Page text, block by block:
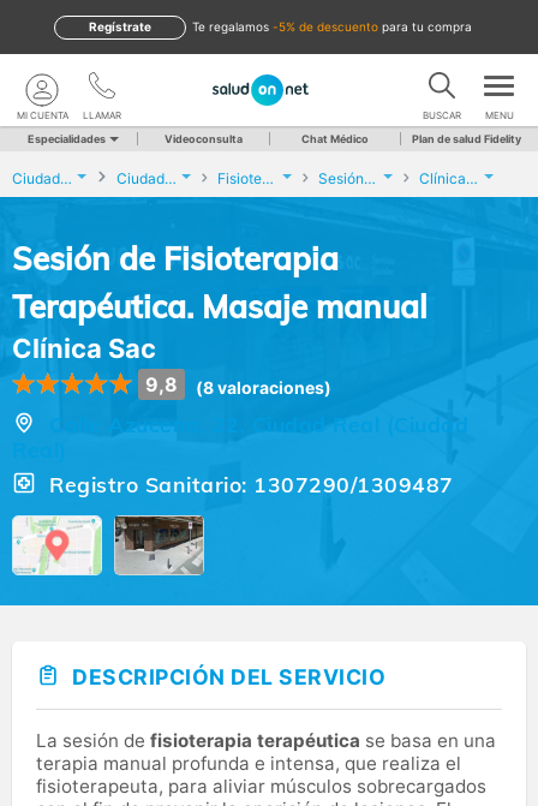
te regalamos -5% de descuento para tu compra
Regístrate
LLAMAR
MI CUENTA BUSCAR MENU
Especialidades Videoconsulta Chat Médico Plan de salud Fidelity
Ciudad Real Ciudad Real Fisioterapia Sesión de Fisioterapia Terapéutica. Masaje manual Clínica Sac
Sesión de Fisioterapia
Terapéutica. Masaje manual
Clínica Sac
9,8 (8 valoraciones)
Calle Azucena, 22, Ciudad Real (Ciudad
Registro Sanitario: 1307290/1309487
DESCRIPCIÓN DEL SERVICIO
La sesión de fisioterapia terapéutica se basa en una
terapia manual profunda e intensa, que realiza el
fisioterapeuta, para aliviar músculos sobrecargados